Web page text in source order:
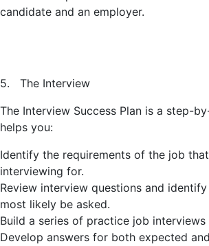
candidate and an employer.
5. The Interview
The Interview Success Plan is a step-
helps you:
Identify the requirements of the job
interviewing for.
Review interview questions and
most likely be asked.
Build a series of practice job interviews
Develop answers for both expected